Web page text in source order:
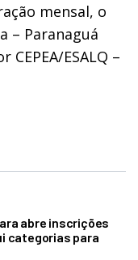
mensal, o
– Paranaguá
CEPEA/ESALQ –
abre inscrições
categorias para